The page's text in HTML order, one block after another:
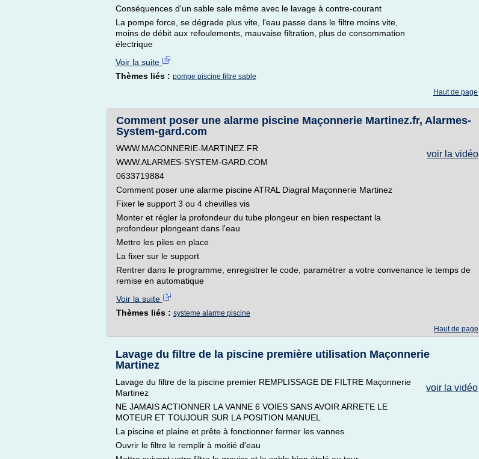
Conséquences d'un sable sale même avec le lavage à contre-courant
La pompe force, se dégrade plus vite, l'eau passe dans le filtre moins vite,
moins de débit aux refoulements, mauvaise filtration, plus de consommation
électrique
Voir la suite
Thèmes liés : pompe piscine filtre sable
Haut de page
Comment poser une alarme piscine Maçonnerie Martinez.fr, Alarmes-
System-gard.com
voir la vidéo
WWW.MACONNERIE-MARTINEZ.FR
WWW.ALARMES-SYSTEM-GARD.COM
0633719884
Comment poser une alarme piscine ATRAL Diagral Maçonnerie Martinez
Fixer le support 3 ou 4 chevilles vis
Monter et régler la profondeur du tube plongeur en bien respectant la
profondeur plongeant dans l'eau
Mettre les piles en place
La fixer sur le support
Rentrer dans le programme, enregistrer le code, paramétrer a votre convenance le temps de
remise en automatique
Voir la suite
Thèmes liés : systeme alarme piscine
Haut de page
Lavage du filtre de la piscine première utilisation Maçonnerie
Martinez
voir la vidéo
Lavage du filtre de la piscine premier REMPLISSAGE DE FILTRE Maçonnerie
Martinez
NE JAMAIS ACTIONNER LA VANNE 6 VOIES SANS AVOIR ARRETE LE
MOTEUR ET TOUJOUR SUR LA POSITION MANUEL
La piscine et plaine et prête à fonctionner fermer les vannes
Ouvrir le filtre le remplir à moitié d'eau